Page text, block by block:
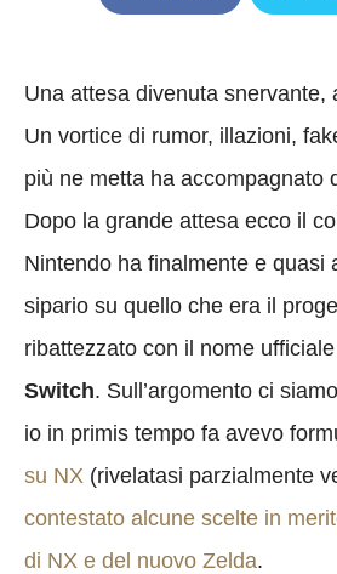
Una attesa divenuta snervante,
Un vortice di rumor, illazioni,
più ne metta ha accompagnato
Dopo la grande attesa ecco il
Nintendo ha finalmente e quasi
sipario su quello che era il
ribattezzato con il nome
Switch. Sull’argomento ci
io in primis tempo fa avevo
su NX (rivelatasi parzialmente
contestato alcune scelte in
di NX e del nuovo Zelda.